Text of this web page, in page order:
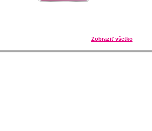
Zobraziť všetko